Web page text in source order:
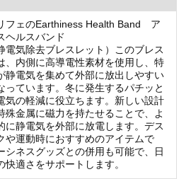
フェのEarthiness Health Band ア
ヘルスバンド
電気除去ブレスレット）このブレス
、内側に高導電性素材を使用し、特
静電気を集めて外部に放出しやすい
っています。冬に発生するパチッと
気の軽減に役立ちます。新しい設計
殊金属に磁力を持たせることで、よ
に静電気を外部に放電します。デス
や運動時におすすめのアイテムで
シネスグッズとの併用も可能で、日
快適さをサポートします。